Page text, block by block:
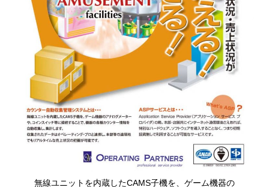
無線ユニットを内蔵したCAMS子機を、ゲーム機器の